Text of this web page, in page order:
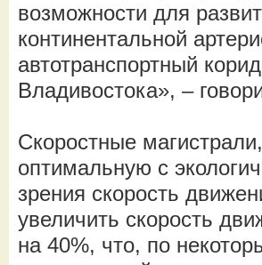
возможности для
континентальной
автотранспортный
Владивостока», –
Скоростные
оптимальную с
зрения скорость
увеличить скорость
на 40%, что, по